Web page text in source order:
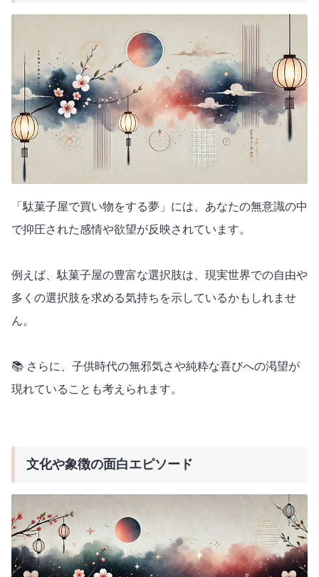
「駄菓子屋で買い物をする夢」には、あなたの無意識の中
で抑圧された感情や欲望が反映されています。
例えば、駄菓子屋の豊富な選択肢は、現実世界での自由や
多くの選択肢を求める気持ちを示しているかもしれませ
ん。
📚 さらに、子供時代の無邪気さや純粋な喜びへの渇望が
現れていることも考えられます。
文化や象徴の面白エピソード